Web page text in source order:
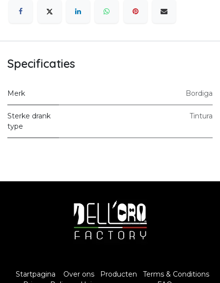
Specificaties
Merk Bordiga
Sterke drank
type
Tintura
Startpagina Over ons Producten
Terms & Conditions